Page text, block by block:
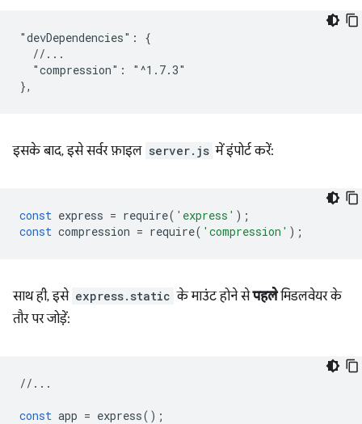
"devDependencies": {
  //...
  "compression": "^1.7.3"
इसके बाद, इसे सर्वर फ़ाइल server.js में इंपोर्ट करें:
const express = require( 'express' );
const compression = require( 'compression' );
साथ ही, इसे express.static के माउंट होने सेपहलेमिडलवेयर के
तौर पर जोड़ें:
//...
const app = express();